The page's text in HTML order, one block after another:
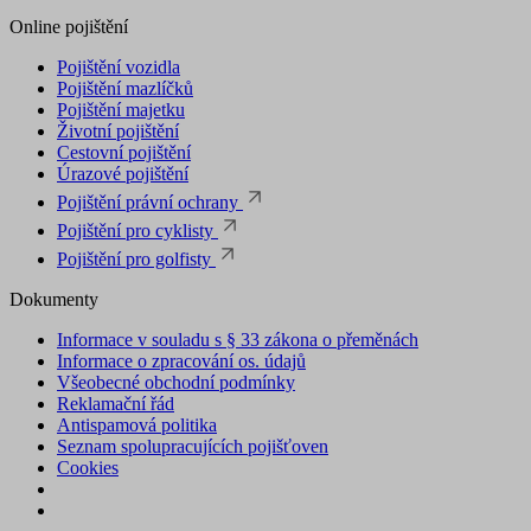
Online pojištění
Pojištění vozidla
Pojištění mazlíčků
Pojištění majetku
Životní pojištění
Cestovní pojištění
Úrazové pojištění
Pojištění právní ochrany
Pojištění pro cyklisty
Pojištění pro golfisty
Dokumenty
Informace v souladu s § 33 zákona o přeměnách
Informace o zpracování os. údajů
Všeobecné obchodní podmínky
Reklamační řád
Antispamová politika
Seznam spolupracujících pojišťoven
Cookies